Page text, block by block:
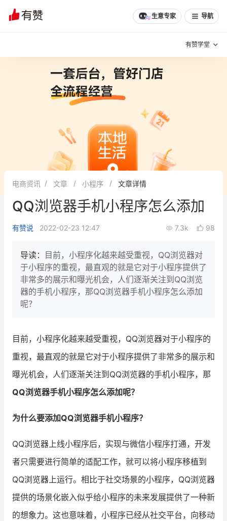
生意专家 导航
有赞学堂
增长方法
有赞专家说
新零售最佳实践
面对面聊增长
AllValue 战略合作
增长产品指南
智库
行业洞察
品牌消费观 行业报告
增长俱乐部
增长俱乐部 有赞商盟
电商资讯 文章 小程序 文章详情
QQ浏览器手机小程序怎么添加
有赞说 2022-02-23 12:47 7.3k 98
导读：
目前，小程序化越来越受重视，QQ浏览器对
于小程序的重视，最直观的就是它对于小程序提供了
非常多的展示和曝光机会，人们逐渐关注到QQ浏览
器的手机小程序，那QQ浏览器手机小程序怎么添加
呢？
目前，小程序化越来越受重视，QQ浏览器对于小程序的
重视，最直观的就是它对于小程序提供了非常多的展示和
曝光机会，人们逐渐关注到QQ浏览器的手机小程序，那
QQ浏览器手机小程序怎么添加呢？
为什么要添加QQ浏览器手机小程序？
QQ浏览器上线小程序后，实现与微信小程序打通，开发
者只需要进行简单的适配工作，就可以将小程序移植到
QQ浏览器上运行。相比于社交场景的小程序，QQ浏览器
提供的场景化嵌入似乎给小程序的未来发展提供了一种新
的想象力。这也意味着，小程序已经从社交平台，向移动